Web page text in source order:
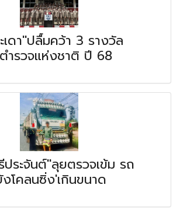
เดา"ปลื้มคว้า 3 รางวัล
ำรวจแห่งชาติ ปี 68
ระจันต์"ลุยตรวจเข้ม รถ
โคลนซิ่ง'เกินขนาด